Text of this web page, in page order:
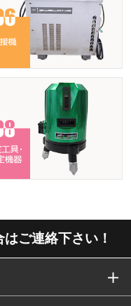
ご連絡下さい！